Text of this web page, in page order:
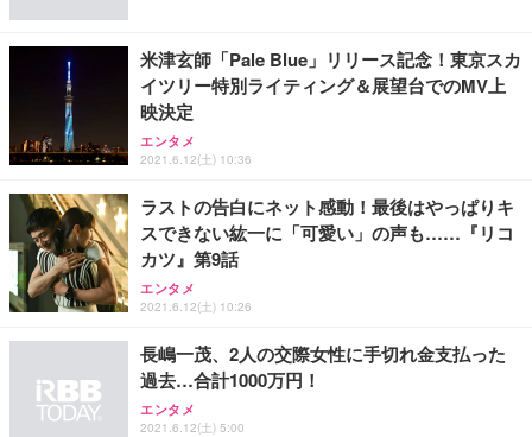
米津玄師「Pale Blue」リリース記念！東京スカ
イツリー特別ライティング＆展望台でのMV上
映決定
エンタメ
2021.6.12(土) 10:36
ラストの告白にネット感動！最後はやっぱりキ
スできない紘一に「可愛い」の声も……『リコ
カツ』第9話
エンタメ
2021.6.12(土) 10:26
長嶋一茂、2人の交際女性に手切れ金支払った
過去…合計1000万円！
エンタメ
2021.6.12(土) 5:00